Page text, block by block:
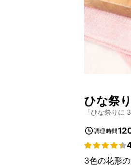
ひな祭
「ひな祭りに
調理時間
3色の花形